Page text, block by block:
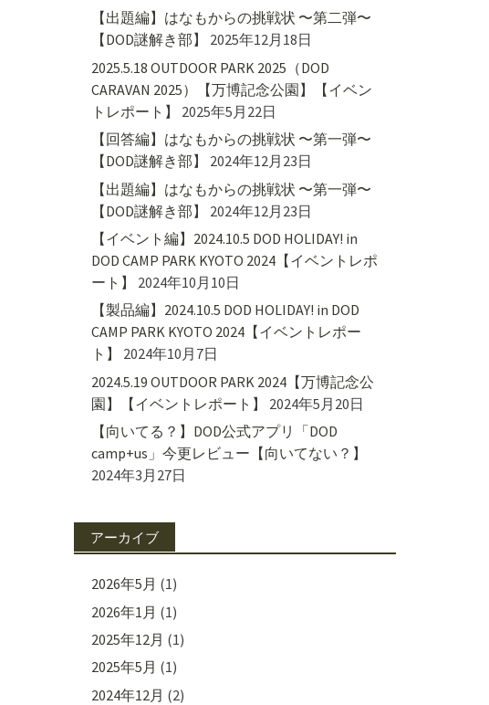
【出題編】はなもからの挑戦状 〜第二弾〜
【DOD謎解き部】
2025年12月18日
2025.5.18 OUTDOOR PARK 2025（DOD
CARAVAN 2025）【万博記念公園】【イベン
トレポート】
2025年5月22日
【回答編】はなもからの挑戦状 〜第一弾〜
【DOD謎解き部】
2024年12月23日
【出題編】はなもからの挑戦状 〜第一弾〜
【DOD謎解き部】
2024年12月23日
【イベント編】2024.10.5 DOD HOLIDAY! in
DOD CAMP PARK KYOTO 2024【イベントレポ
ート】
2024年10月10日
【製品編】2024.10.5 DOD HOLIDAY! in DOD
CAMP PARK KYOTO 2024【イベントレポー
ト】
2024年10月7日
2024.5.19 OUTDOOR PARK 2024【万博記念公
園】【イベントレポート】
2024年5月20日
【向いてる？】DOD公式アプリ「DOD
camp+us」今更レビュー【向いてない？】
2024年3月27日
アーカイブ
2026年5月 (1)
2026年1月 (1)
2025年12月 (1)
2025年5月 (1)
2024年12月 (2)